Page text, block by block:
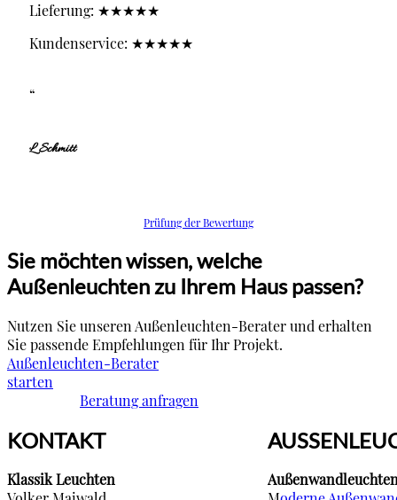
Lieferung: ★★★★★
Kundenservice: ★★★★★
“
L Schmitt
Prüfung der Bewertung
Sie möchten wissen, welche
Außenleuchten zu Ihrem Haus passen?
Nutzen Sie unseren Außenleuchten-Berater und erhalten
Sie passende Empfehlungen für Ihr Projekt.
Außenleuchten-Berater
starten
Beratung anfragen
KONTAKT
Klassik Leuchten